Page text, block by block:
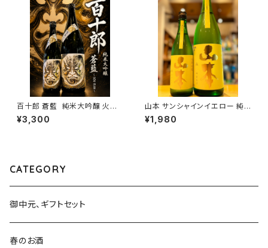
百十郎 蒼藍 純米大吟醸 火入
れ 1800ml１本（林本店・岐阜県
各務原市那加新加納町）
¥3,300
山本 サンシャインイエロー 純
米吟醸 720ml１本（山本酒造・
秋田県山本郡八峰町）
¥1,980
CATEGORY
御中元、ギフトセット
春のお酒